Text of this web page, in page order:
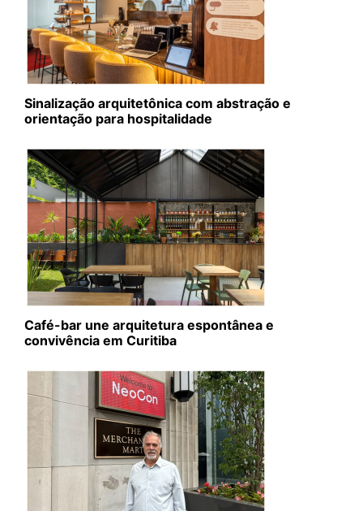
Sinalização arquitetônica com abstração e
orientação para hospitalidade
Café-bar une arquitetura espontânea e
convivência em Curitiba